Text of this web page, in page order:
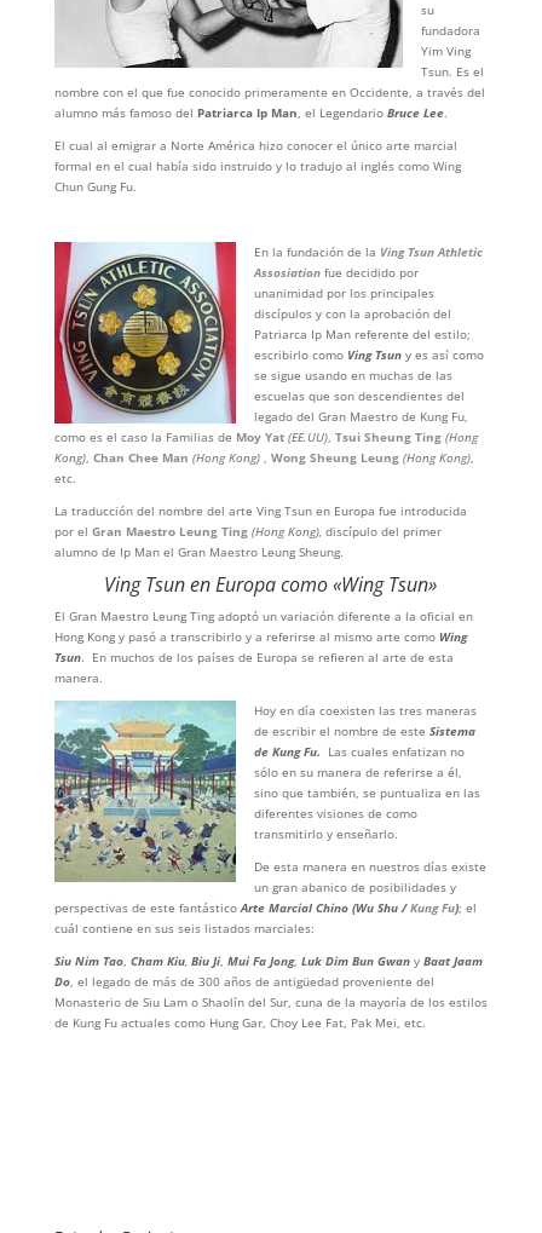
su
fundadora
Yim Ving
Tsun. Es el
nombre con el que fue conocido primeramente en Occidente, a través del
alumno más famoso del Patriarca Ip Man, el Legendario Bruce Lee.
El cual al emigrar a Norte América hizo conocer el único arte marcial
formal en el cual había sido instruido y lo tradujo al inglés como Wing
Chun Gung Fu.
En la fundación de la Ving Tsun Athletic
Assosiationfue decidido por
unanimidad por los principales
discípulos y con la aprobación del
Patriarca Ip Man referente del estilo;
escribirlo como Ving Tsuny es así como
se sigue usando en muchas de las
escuelas que son descendientes del
legado del Gran Maestro de Kung Fu,
como es el caso la Familias de Moy Yat (EE.UU), Tsui Sheung Ting (Hong
Kong), Chan Chee Man (Hong Kong), Wong Sheung Leung (Hong Kong),
etc.
La traducción del nombre del arte Ving Tsun en Europa fue introducida
por el Gran Maestro Leung Ting(Hong Kong),discípulo del primer
alumno de Ip Man el Gran Maestro Leung Sheung.
Ving Tsun en Europa como «Wing Tsun»
El Gran Maestro Leung Ting adoptó un variación diferente a la oficial en
Hong Kong y pasó a transcribirlo y a referirse al mismo arte como Wing
Tsun. En muchos de los países de Europa se refieren al arte de esta
manera.
Hoy en día coexisten las tres maneras
de escribir el nombre de este Sistema
de Kung Fu. Las cuales enfatizan no
sólo en su manera de referirse a él,
sino que también, se puntualiza en las
diferentes visiones de como
transmitirlo y enseñarlo.
De esta manera en nuestros días existe
un gran abanico de posibilidades y
perspectivas de este fantásticoArte Marcial Chino (Wu Shu /Kung Fu); el
cuál contiene en sus seis listados marciales:
Siu Nim Tao, Cham Kiu, Biu Ji, Mui Fa Jong, Luk Dim Bun Gwany Baat Jaam
Do, el legado de más de 300 años de antigüedad proveniente del
Monasterio de Siu Lam o Shaolín del Sur, cuna de la mayoría de los estilos
de Kung Fu actuales como Hung Gar, Choy Lee Fat, Pak Mei, etc.